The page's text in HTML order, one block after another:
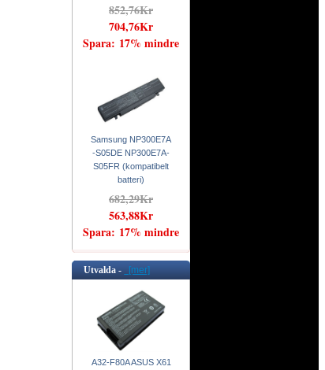
852,76Kr
704,76Kr
Spara: 17% mindre
Samsung NP300E7A
-S05DE NP300E7A-
S05FR (kompatibelt
batteri)
682,29Kr
563,88Kr
Spara: 17% mindre
Utvalda - [mer]
A32-F80A ASUS X61